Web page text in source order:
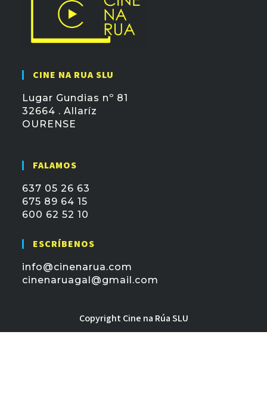
CINE NA RUA SLU
Lugar Gundias nº 81
32664 . Allaríz
OURENSE
FALAMOS
637 05 26 63
675 89 64 15
600 62 52 10
ESCRÍBENOS
info@cinenarua.com
cinenaruagal@gmail.com
Copyright Cine na Rúa SLU